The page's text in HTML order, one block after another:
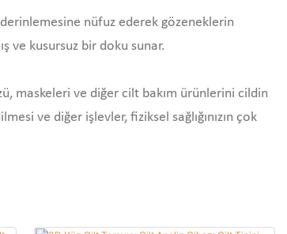
nüfuz ederek gözeneklerin
ve kusursuz bir doku sunar.
maskeleri ve diğer cilt bakım ürünlerini cildin
ve diğer işlevler, fiziksel sağlığınızın çok